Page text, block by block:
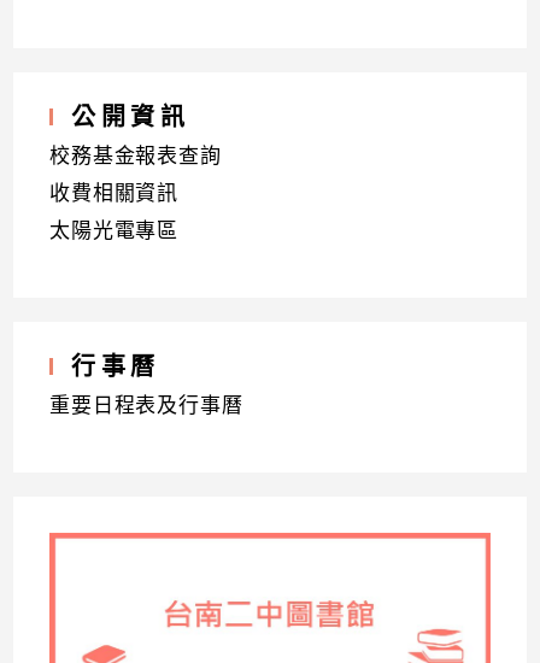
公開資訊
校務基金報表查詢
收費相關資訊
太陽光電專區
行事曆
重要日程表及行事曆